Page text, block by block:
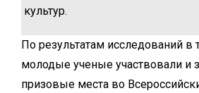
культур.
По результатам исследований в
молодые ученые участвовали и
призовые места во